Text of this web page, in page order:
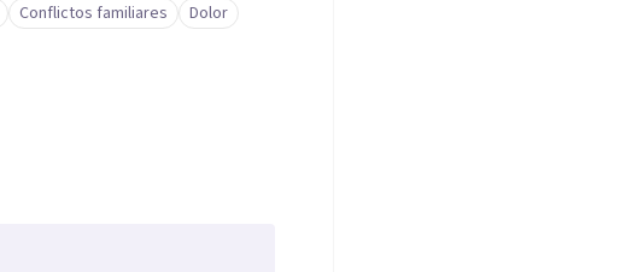
Conflictos familiares
Dolor